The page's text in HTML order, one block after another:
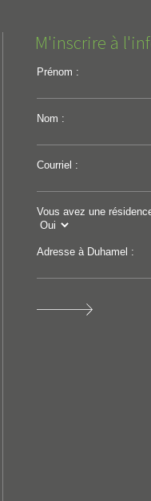
APPEL
M'inscrire à
Prénom :
Nom :
Courriel :
Vous avez une
Adresse à Duhamel :